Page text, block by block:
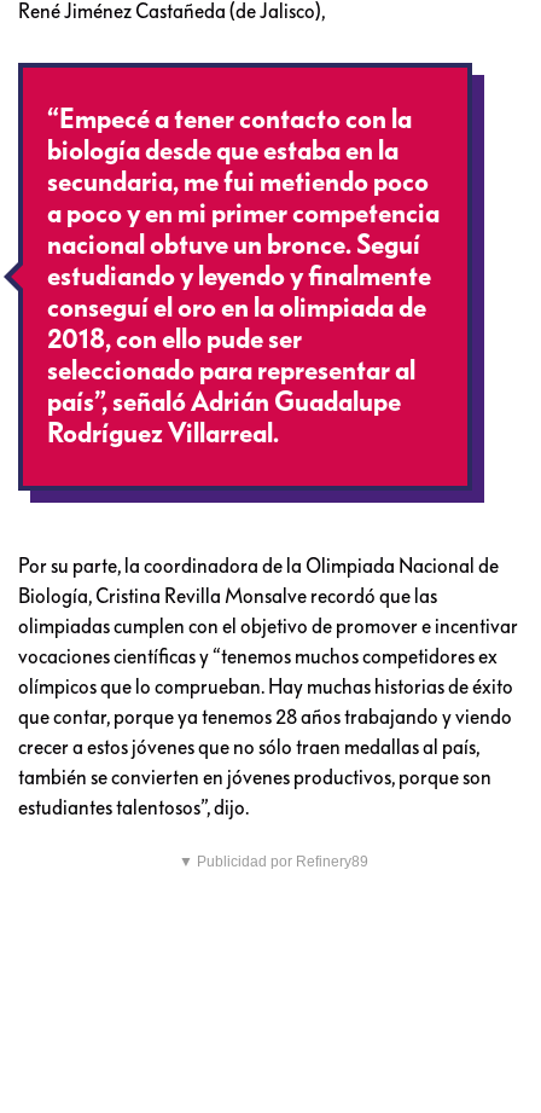
René Jiménez Castañeda (de Jalisco),
“Empecé a tener contacto con la
biología desde que estaba en la
secundaria, me fui metiendo poco
a poco y en mi primer competencia
nacional obtuve un bronce. Seguí
estudiando y leyendo y finalmente
conseguí el oro en la olimpiada de
2018, con ello pude ser
seleccionado para representar al
país”, señaló Adrián Guadalupe
Rodríguez Villarreal.
Por su parte, la coordinadora de la Olimpiada Nacional de
Biología, Cristina Revilla Monsalve recordó que las
olimpiadas cumplen con el objetivo de promover e incentivar
vocaciones científicas y “tenemos muchos competidores ex
olímpicos que lo comprueban. Hay muchas historias de éxito
que contar, porque ya tenemos 28 años trabajando y viendo
crecer a estos jóvenes que no sólo traen medallas al país,
también se convierten en jóvenes productivos, porque son
estudiantes talentosos”, dijo.
▼ Publicidad por Refinery89